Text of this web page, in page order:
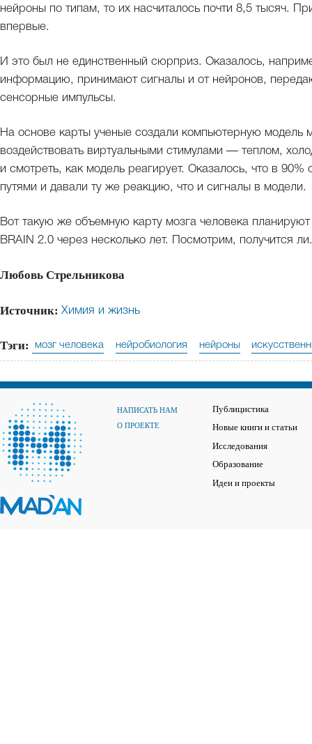
нейроны по типам, то их насчиталось почти 8,5 тысяч.
впервые.
И это был не единственный сюрприз. Оказалось,
информацию, принимают сигналы и от нейронов,
сенсорные импульсы.
На основе карты ученые создали компьютерную
воздействовать виртуальными стимулами — теплом,
и смотреть, как модель реагирует. Оказалось, что в
путями и давали ту же реакцию, что и сигналы в модели.
Вот такую же объемную карту мозга человека
BRAIN 2.0 через несколько лет. Посмотрим, получится
Любовь Стрельникова
Источник: Химия и жизнь
Тэги: мозг человека нейробиология нейроны
НАПИСАТЬ НАМ
О ПРОЕКТЕ
Публицистика
Новые книги и статьи
Исследования
Образование
Идеи и проекты